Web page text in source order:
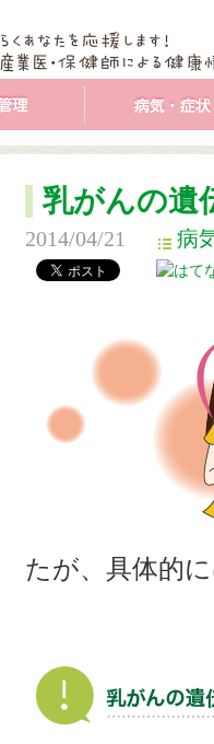
乳がんの遺
2014/04/21 病
たが、具体的